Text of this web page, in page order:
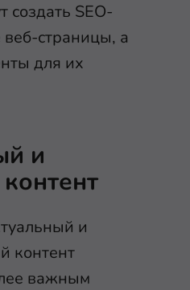
создать SEO-
страницы, а
для их
и
и
контент
важным